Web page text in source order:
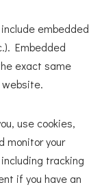
embedded
Embedded
exact same
use cookies,
monitor your
tracking
if you have an